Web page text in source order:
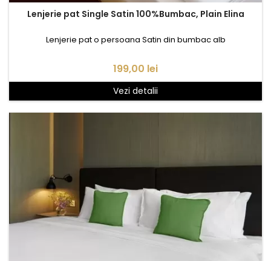
Lenjerie pat Single Satin 100%Bumbac, Plain Elina
Lenjerie pat o persoana Satin din bumbac alb
Pret
199,00 lei
Vezi detalii